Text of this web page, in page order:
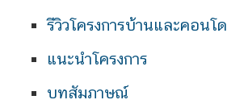
รีวิวโครงการบ้านและคอนโด
แนะนำโครงการ
บทสัมภาษณ์